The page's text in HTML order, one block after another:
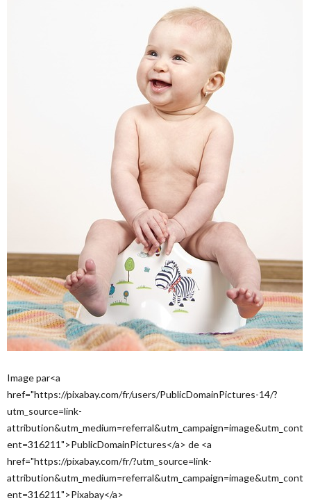
Image par<a
href="https://pixabay.com/fr/users/PublicDomainPictures-14/?
utm_source=link-
attribution&utm_medium=referral&utm_campaign=image&utm_cont
ent=316211">PublicDomainPictures</a> de <a
href="https://pixabay.com/fr/?utm_source=link-
attribution&utm_medium=referral&utm_campaign=image&utm_cont
ent=316211">Pixabay</a>